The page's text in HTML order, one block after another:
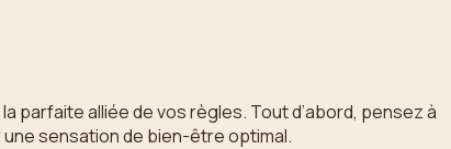
parfaite alliée de vos règles. Tout d’abord, pensez à
sensation de bien-être optimal.